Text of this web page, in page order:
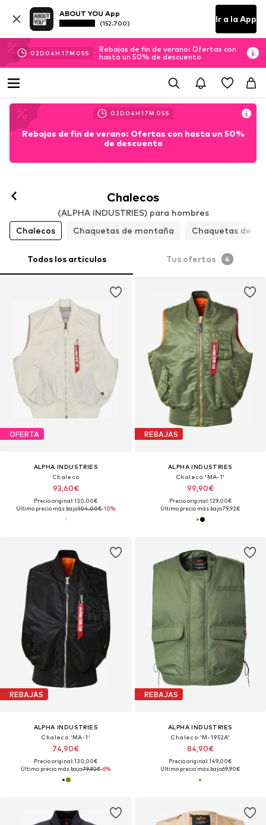
ABOUT YOU App
(152.700) Ir a la App
02D 04H 17M 03S
Rebajas de fin de verano: Ofertas con
hasta un 50% de descuento
02D 04H17M 03S
Rebajas de fin de verano: Ofertas con hasta un 50%
de descuento
Chalecos
(ALPHA INDUSTRIES) para hombres
Chalecos
Chaquetas de montaña Chaquetas de
Todos los artículos Tus ofertas 4
OFERTA
ALPHA INDUSTRIES
Chaleco
93,60€
Precio original: 130,00€
Último precio más bajo:104,00€-10%
REBAJAS
ALPHA INDUSTRIES
Chaleco 'MA-1'
99,90€
Precio original: 129,00€
Último precio más bajo:79,92€
REBAJAS
ALPHA INDUSTRIES
Chaleco 'MA-1'
74,90€
Precio original: 130,00€
Último precio más bajo:79,92€-6%
REBAJAS
ALPHA INDUSTRIES
Chaleco 'M-1952A'
84,90€
Precio original: 149,00€
Último precio más bajo:69,90€